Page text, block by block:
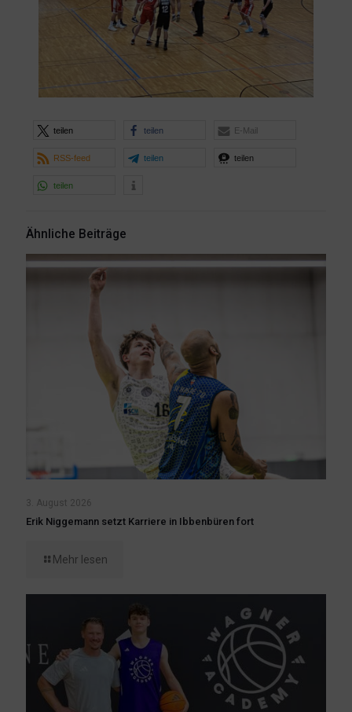
teilen teilen E-Mail
RSS-feed teilen teilen
teilen
Ähnliche Beiträge
3. August 2026
Erik Niggemann setzt Karriere in Ibbenbüren fort
Mehr lesen